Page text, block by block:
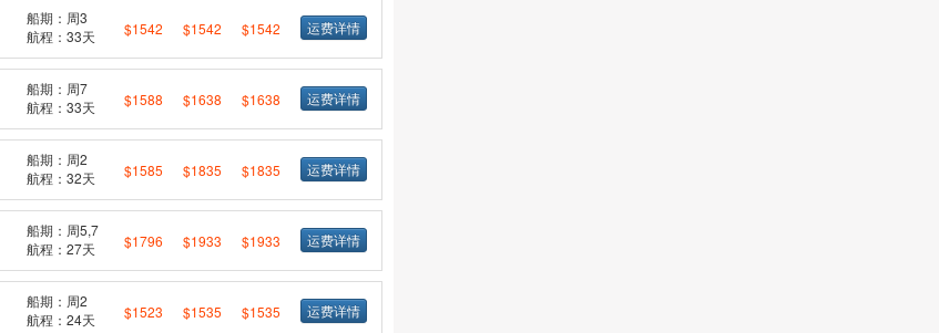
船期：周3
航程：33天
$1542 $1542 $1542 运费详情
船期：周7
航程：33天
$1588 $1638 $1638 运费详情
船期：周2
航程：32天
$1585 $1835 $1835 运费详情
船期：周5,7
航程：27天
$1796 $1933 $1933 运费详情
船期：周2
航程：24天
$1523 $1535 $1535 运费详情